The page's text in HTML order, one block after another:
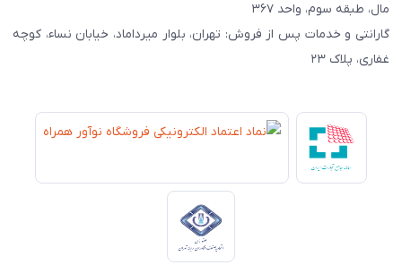
مال، طبقه سوم، واحد ۳۶۷
گارانتی و خدمات پس از فروش: تهران، بلوار میرداماد، خیابان نساء، کوچه
غفاری، پلاک ۲۳